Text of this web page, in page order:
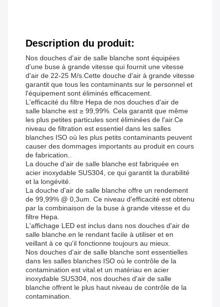
Description du produit:
Nos douches d'air de salle blanche sont équipées
d'une buse à grande vitesse qui fournit une vitesse
d'air de 22-25 M/s.Cette douche d'air à grande vitesse
garantit que tous les contaminants sur le personnel et
l'équipement sont éliminés efficacement.
L'efficacité du filtre Hepa de nos douches d'air de
salle blanche est ≥ 99,99%. Cela garantit que même
les plus petites particules sont éliminées de l'air.Ce
niveau de filtration est essentiel dans les salles
blanches ISO où les plus petits contaminants peuvent
causer des dommages importants au produit en cours
de fabrication..
La douche d'air de salle blanche est fabriquée en
acier inoxydable SUS304, ce qui garantit la durabilité
et la longévité.
La douche d'air de salle blanche offre un rendement
de 99,99% @ 0,3um. Ce niveau d'efficacité est obtenu
par la combinaison de la buse à grande vitesse et du
filtre Hepa.
L'affichage LED est inclus dans nos douches d'air de
salle blanche.en le rendant facile à utiliser et en
veillant à ce qu'il fonctionne toujours au mieux.
Nos douches d'air de salle blanche sont essentielles
dans les salles blanches ISO où le contrôle de la
contamination est vital.et un matériau en acier
inoxydable SUS304, nos douches d'air de salle
blanche offrent le plus haut niveau de contrôle de la
contamination.